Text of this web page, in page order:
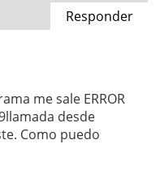
Responder
me sale ERROR
desde
Como puedo